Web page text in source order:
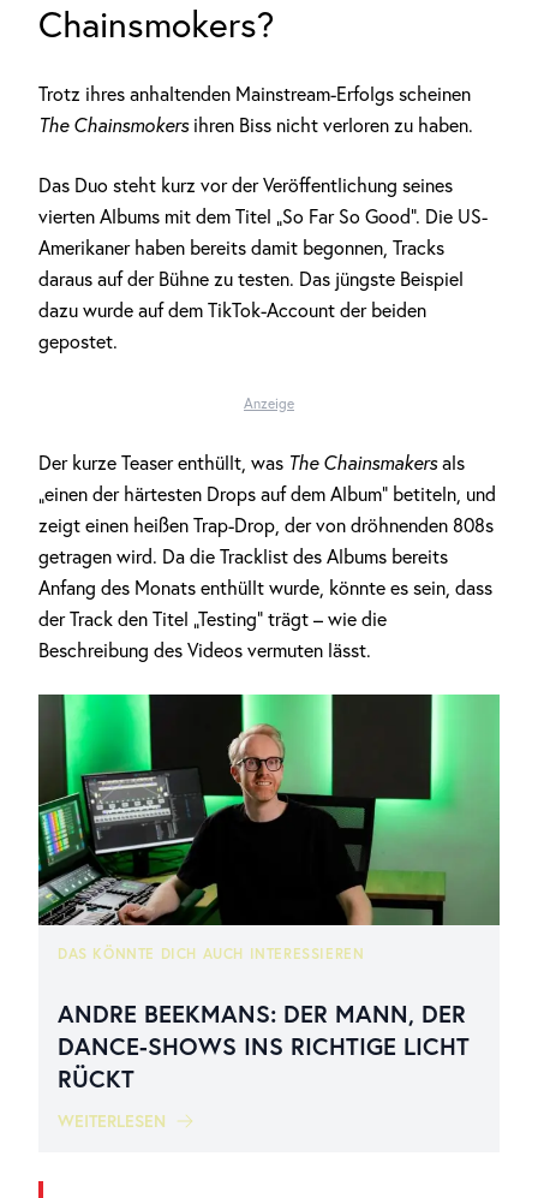
Chainsmokers?
Trotz ihres anhaltenden Mainstream-Erfolgs scheinen
The Chainsmokersihren Biss nicht verloren zu haben.
Das Duo steht kurz vor der Veröffentlichung seines
vierten Albums mit dem Titel „So Far So Good“. Die US-
Amerikaner haben bereits damit begonnen, Tracks
daraus auf der Bühne zu testen. Das jüngste Beispiel
dazu wurde auf dem TikTok-Account der beiden
gepostet.
Anzeige
Der kurze Teaser enthüllt, was The Chainsmakersals
„einen der härtesten Drops auf dem Album“ betiteln, und
zeigt einen heißen Trap-Drop, der von dröhnenden 808s
getragen wird. Da die Tracklist des Albums bereits
Anfang des Monats enthüllt wurde, könnte es sein, dass
der Track den Titel „Testing“ trägt – wie die
Beschreibung des Videos vermuten lässt.
DAS KÖNNTE DICH AUCH INTERESSIEREN
ANDRE BEEKMANS: DER MANN, DER
DANCE-SHOWS INS RICHTIGE LICHT
RÜCKT
WEITERLESEN